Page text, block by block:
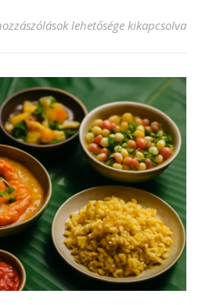
recept – Frissítő íz a nyári
lehetősége kikapcsolva